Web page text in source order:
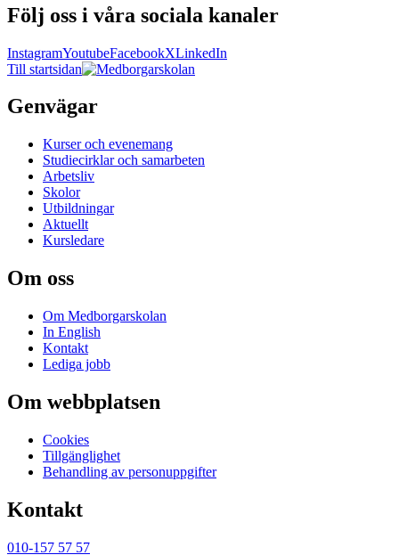
Följ oss i våra sociala kanaler
InstagramYoutubeFacebookXLinkedIn
Till startsidan
Genvägar
Kurser och evenemang
Studiecirklar och samarbeten
Arbetsliv
Skolor
Utbildningar
Aktuellt
Kursledare
Om oss
Om Medborgarskolan
In English
Kontakt
Lediga jobb
Om webbplatsen
Cookies
Tillgänglighet
Behandling av personuppgifter
Kontakt
010-157 57 57